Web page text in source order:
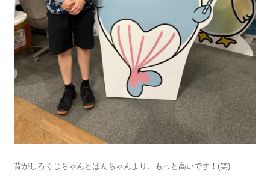
背がしろくじちゃんとばんちゃんより、もっと高いです！(笑)